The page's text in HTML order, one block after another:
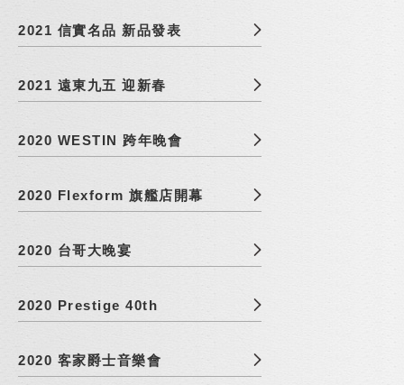
2021 信實名品 新品發表
2021 遠東九五 迎新春
2020 WESTIN 跨年晚會
2020 Flexform 旗艦店開幕
2020 台哥大晚宴
2020 Prestige 40th
2020 客家爵士音樂會